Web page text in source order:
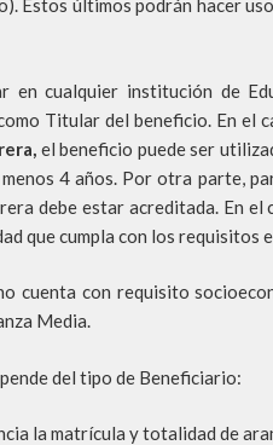
Estos últimos podrán hacer
en cualquier institución de
Titular del beneficio. En el
el beneficio puede ser
4 años. Por otra parte,
debe estar acreditada. En
que cumpla con los requisitos
cuenta con requisito
Media.
del tipo de Beneficiario:
la matrícula y totalidad de